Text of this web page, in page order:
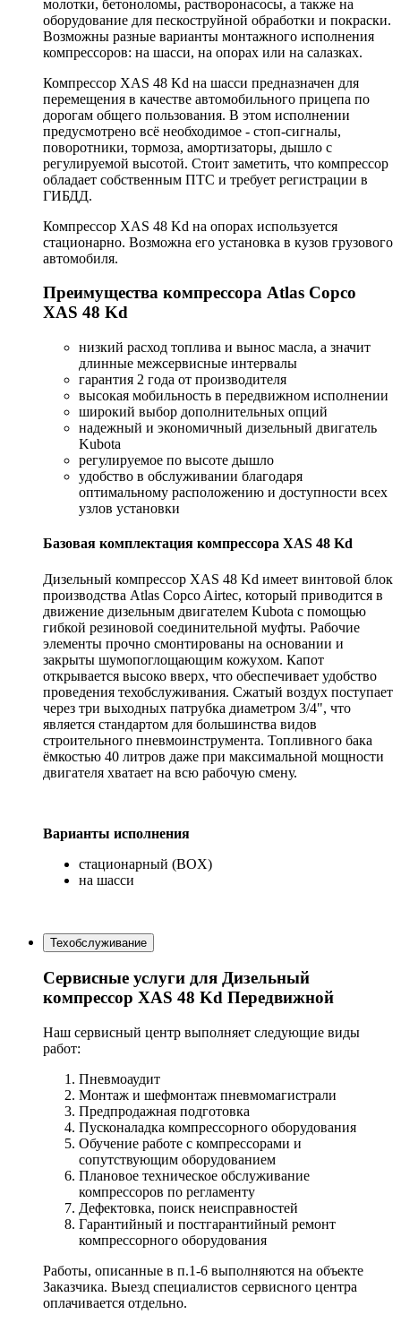
молотки, бетоноломы, растворонасосы, а также на
оборудование для пескоструйной обработки и покраски.
Возможны разные варианты монтажного исполнения
компрессоров: на шасси, на опорах или на салазках.
Компрессор XAS 48 Kd на шасси предназначен для
перемещения в качестве автомобильного прицепа по
дорогам общего пользования. В этом исполнении
предусмотрено всё необходимое - стоп-сигналы,
поворотники, тормоза, амортизаторы, дышло с
регулируемой высотой. Стоит заметить, что компрессор
обладает собственным ПТС и требует регистрации в
ГИБДД.
Компрессор XAS 48 Kd на опорах используется
стационарно. Возможна его установка в кузов грузового
автомобиля.
Преимущества компрессора Atlas Copco
XAS 48 Kd
низкий расход топлива и вынос масла, а значит
длинные межсервисные интервалы
гарантия 2 года от производителя
высокая мобильность в передвижном исполнении
широкий выбор дополнительных опций
надежный и экономичный дизельный двигатель
Kubota
регулируемое по высоте дышло
удобство в обслуживании благодаря
оптимальному расположению и доступности всех
узлов установки
Базовая комплектация компрессора XAS 48 Kd
Дизельный компрессор XAS 48 Kd имеет винтовой блок
производства Atlas Copco Airtec, который приводится в
движение дизельным двигателем Kubota с помощью
гибкой резиновой соединительной муфты. Рабочие
элементы прочно смонтированы на основании и
закрыты шумопоглощающим кожухом. Капот
открывается высоко вверх, что обеспечивает удобство
проведения техобслуживания. Сжатый воздух поступает
через три выходных патрубка диаметром 3/4", что
является стандартом для большинства видов
строительного пневмоинструмента. Топливного бака
ёмкостью 40 литров даже при максимальной мощности
двигателя хватает на всю рабочую смену.
Варианты исполнения
стационарный (BOX)
на шасси
Техобслуживание
Сервисные услуги для Дизельный
компрессор XAS 48 Kd Передвижной
Наш сервисный центр выполняет следующие виды
работ:
Пневмоаудит
Монтаж и шефмонтаж пневмомагистрали
Предпродажная подготовка
Пусконаладка компрессорного оборудования
Обучение работе с компрессорами и
сопутствующим оборудованием
Плановое техническое обслуживание
компрессоров по регламенту
Дефектовка, поиск неисправностей
Гарантийный и постгарантийный ремонт
компрессорного оборудования
Работы, описанные в п.1-6 выполняются на объекте
Заказчика. Выезд специалистов сервисного центра
оплачивается отдельно.